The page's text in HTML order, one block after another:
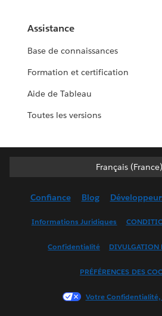
Assistance
Base de connaissances
Formation et certification
Aide de Tableau
Toutes les versions
Français (France)
Français (France)
English (UK)
Français
한국어
Confiance Blog
Informations Juridiques
Confidentialité DIVULGATION
PRÉFÉRENCES DES
Votre Confidentialité,